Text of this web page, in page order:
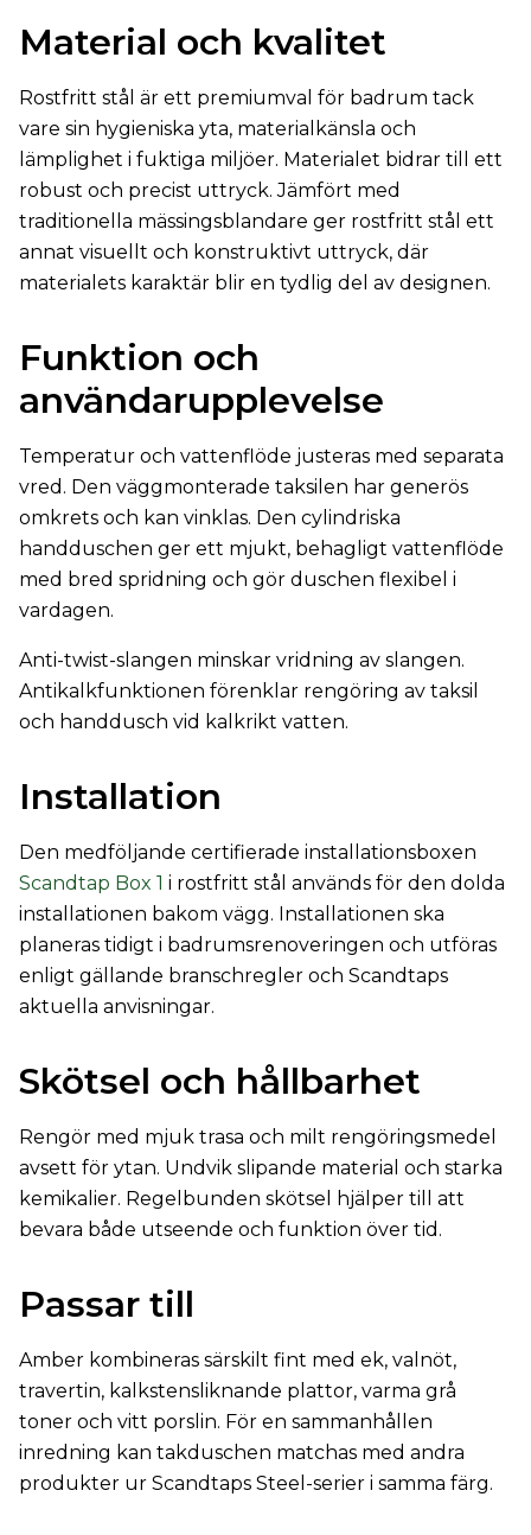
Material och kvalitet
Rostfritt stål är ett premiumval för badrum tack
vare sin hygieniska yta, materialkänsla och
lämplighet i fuktiga miljöer. Materialet bidrar till ett
robust och precist uttryck. Jämfört med
traditionella mässingsblandare ger rostfritt stål ett
annat visuellt och konstruktivt uttryck, där
materialets karaktär blir en tydlig del av designen.
Funktion och
användarupplevelse
Temperatur och vattenflöde justeras med separata
vred. Den väggmonterade taksilen har generös
omkrets och kan vinklas. Den cylindriska
handduschen ger ett mjukt, behagligt vattenflöde
med bred spridning och gör duschen flexibel i
vardagen.
Anti-twist-slangen minskar vridning av slangen.
Antikalkfunktionen förenklar rengöring av taksil
och handdusch vid kalkrikt vatten.
Installation
Den medföljande certifierade installationsboxen
Scandtap Box 1 i rostfritt stål används för den dolda
installationen bakom vägg. Installationen ska
planeras tidigt i badrumsrenoveringen och utföras
enligt gällande branschregler och Scandtaps
aktuella anvisningar.
Skötsel och hållbarhet
Rengör med mjuk trasa och milt rengöringsmedel
avsett för ytan. Undvik slipande material och starka
kemikalier. Regelbunden skötsel hjälper till att
bevara både utseende och funktion över tid.
Passar till
Amber kombineras särskilt fint med ek, valnöt,
travertin, kalkstensliknande plattor, varma grå
toner och vitt porslin. För en sammanhållen
inredning kan takduschen matchas med andra
produkter ur Scandtaps Steel-serier i samma färg.